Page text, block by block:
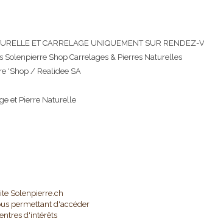
ET CARRELAGE UNIQUEMENT SUR RENDEZ-
Solenpierre Shop Carrelages & Pierres Naturelles
'Shop / Realidee SA
et Pierre Naturelle
Solenpierre.ch
permettant d'accéder
d'intérêts